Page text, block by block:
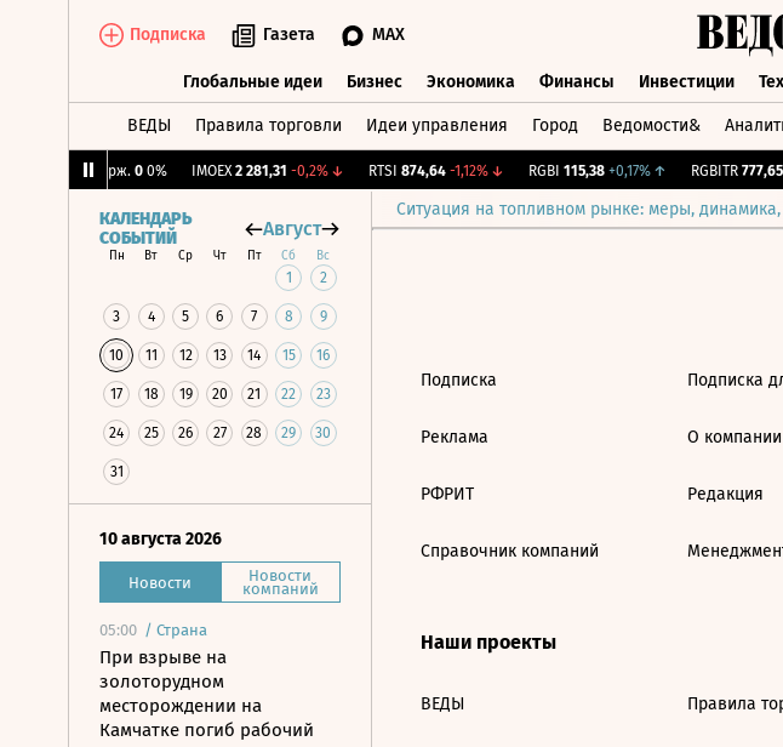
Подписка Газета MAX
Глобальные идеи Бизнес Экономика Финансы Инвестиции
ВЕДЫ Правила торговли Идеи управления Город Ведомости&
CNY Бирж. 0 0% IMOEX 2 281,31 -0,2%↓ RTSI 874,64 -1,12%↓ RGBI 115,38 +0,17%↑ RGBITR 777,65
Ситуация на топливном рынке: меры,
КАЛЕНДАРЬ
СОБЫТИЙ
Август
Пн Вт Ср Чт Пт Сб Вс
1 2
3 4 5 6 7 8 9
10 11 12 13 14 15 16
17 18 19 20 21 22 23
24 25 26 27 28 29 30
31
10 августа 2026
Новости Новости
компаний
05:00 / Страна
При взрыве на
золоторудном
месторождении на
Камчатке погиб рабочий
Подписка
Реклама
РФРИТ
Справочник компаний
Подписка
О компании
Редакция
Наши проекты
ВЕДЫ Правила